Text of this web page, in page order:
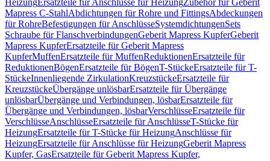
HeizungErsatzteile für Anschlüsse für HeizungZubehör für Geberit
Mapress C-StahlAbdichtungen für Rohre und FittingsAbdeckungen
für RohreBefestigungen für AnschlüsseSystemdichtungenSets
Schraube für FlanschverbindungenGeberit Mapress KupferGeberit
Mapress KupferErsatzteile für Geberit Mapress
KupferMuffenErsatzteile für MuffenReduktionenErsatzteile für
ReduktionenBögenErsatzteile für BögenT-StückeErsatzteile für T-
StückeInnenliegende ZirkulationKreuzstückeErsatzteile für
KreuzstückeÜbergänge unlösbarErsatzteile für Übergänge
unlösbarÜbergänge und Verbindungen, lösbarErsatzteile für
Übergänge und Verbindungen, lösbarVerschlüsseErsatzteile für
VerschlüsseAnschlüsseErsatzteile für AnschlüsseT-Stücke für
HeizungErsatzteile für T-Stücke für HeizungAnschlüsse für
HeizungErsatzteile für Anschlüsse für HeizungGeberit Mapress
Kupfer, GasErsatzteile für Geberit Mapress Kupfer,